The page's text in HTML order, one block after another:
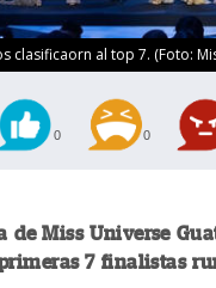
clasificaorn al top 7. (Foto:
0 0
de Miss Universe
7 finalistas